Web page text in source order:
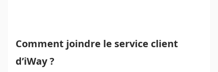
Comment joindre le service client
d’iWay ?